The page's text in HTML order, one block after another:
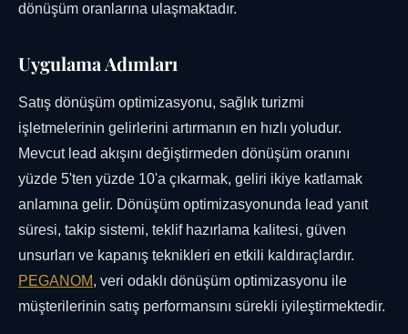
dönüşüm oranlarına ulaşmaktadır.
Uygulama Adımları
Satış dönüşüm optimizasyonu, sağlık turizmi
işletmelerinin gelirlerini artırmanın en hızlı yoludur.
Mevcut lead akışını değiştirmeden dönüşüm oranını
yüzde 5'ten yüzde 10'a çıkarmak, geliri ikiye katlamak
anlamına gelir. Dönüşüm optimizasyonunda lead yanıt
süresi, takip sistemi, teklif hazırlama kalitesi, güven
unsurları ve kapanış teknikleri en etkili kaldıraçlardır.
PEGANOM, veri odaklı dönüşüm optimizasyonu ile
müşterilerinin satış performansını sürekli iyileştirmektedir.